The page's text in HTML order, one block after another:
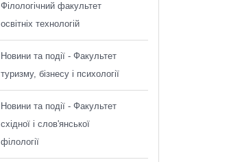
Філологічний факультет
освітніх технологій
Новини та події - Факультет
туризму, бізнесу і психології
Новини та події - Факультет
східної і слов'янської
філології